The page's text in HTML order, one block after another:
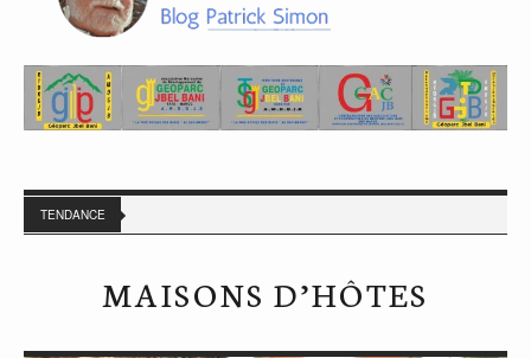
TENDANCE
MAISONS D’HÔTES